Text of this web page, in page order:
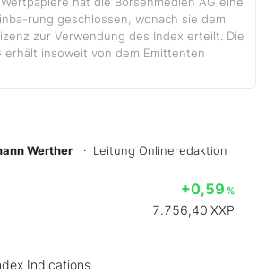
rung geschlossen, wonach sie dem
zur Verwendung des Index erteilt. Die
erhält insoweit von dem Emittenten
Werther · Leitung Onlineredaktion
Indications
+0,59 %
7.756,40 XXP